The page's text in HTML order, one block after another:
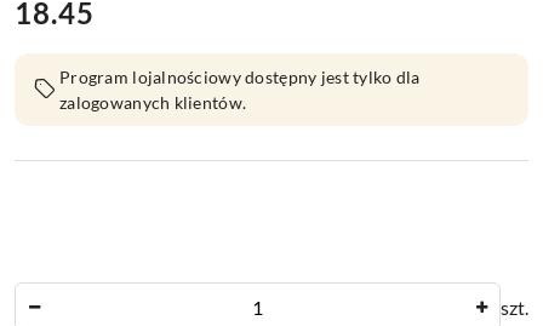
Cena:
18.45
Program lojalnościowy dostępny jest tylko dla
zalogowanych klientów.
szt.